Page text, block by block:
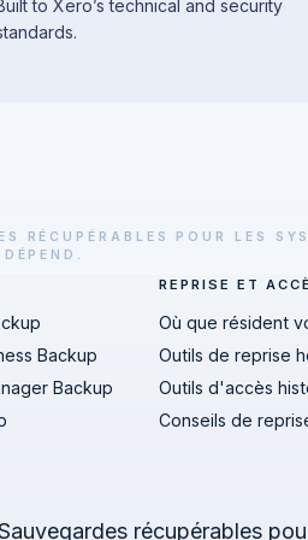
to Xero’s technical and security
RÉCUPÉRABLES POUR LES
Backup
Backup
REPRISE ET
Où que résident
Outils de reprise
Outils d'accès
Conseils de
récupérables